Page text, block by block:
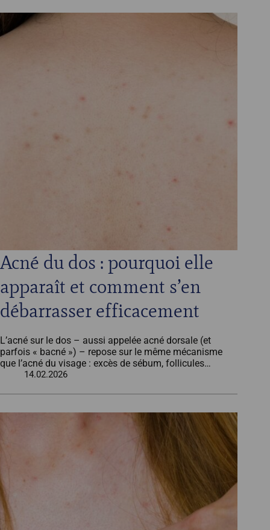
Acné du dos : pourquoi elle
apparaît et comment s’en
débarrasser efficacement
L’acné sur le dos – aussi appelée acné dorsale (et
parfois « bacné ») – repose sur le même mécanisme
que l’acné du visage : excès de sébum, follicules…
14.02.2026